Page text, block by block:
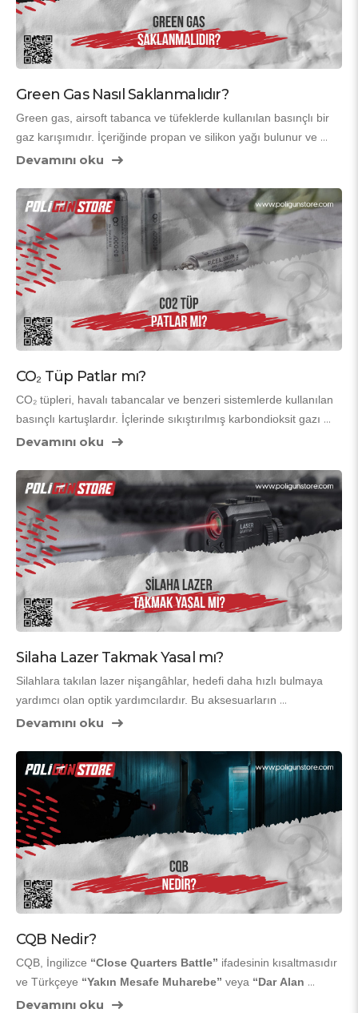
Green Gas Nasıl Saklanmalıdır?
Green gas, airsoft tabanca ve tüfeklerde kullanılan basınçlı bir
gaz karışımıdır. İçeriğinde propan ve silikon yağı bulunur ve
doğru saklama koşulları sağlandığında uzun süre güvenle
saklama , performans düşüklüğü veya güvenlik riski doğurabilir.
Bu nedenle green gas’in nasıl saklanması gerektiğini bilmek
hem güvenlik hem de ekipman sağlığı açısından önemlidir.
Devamını oku
CO₂ Tüp Patlar mı?
CO₂ tüpleri, havalı tabancalar ve benzeri sistemlerde kullanılan
basınçlı kartuşlardır. İçlerinde sıkıştırılmış karbondioksit gazı
bulunur ve bu gazın basıncı sayesinde cihazlar çalışır. Bu
patlar mı?”
sorusudur. Doğru kullanımda CO₂ tüpler patlamaz,
ancak bazı hatalı durumlarda risk oluşabilir.
Devamını oku
Silaha Lazer Takmak Yasal mı?
Silahlara takılan lazer nişangâhlar, hedefi daha hızlı bulmaya
yardımcı olan optik yardımcılardır. Bu aksesuarların
konu, kullanılan silahın türüne ve lazerin hangi amaçla
takıldığına göre farklı değerlendirilir.
Devamını oku
CQB Nedir?
CQB, İngilizce “Close Quarters Battle” ifadesinin kısaltmasıdır
ve Türkçeye “Yakın Mesafe Muharebe” veya “Dar Alan
Çatışması” olarak çevrilir. Bu terim; çok dar, kapalı veya sınırlı
Devamını oku